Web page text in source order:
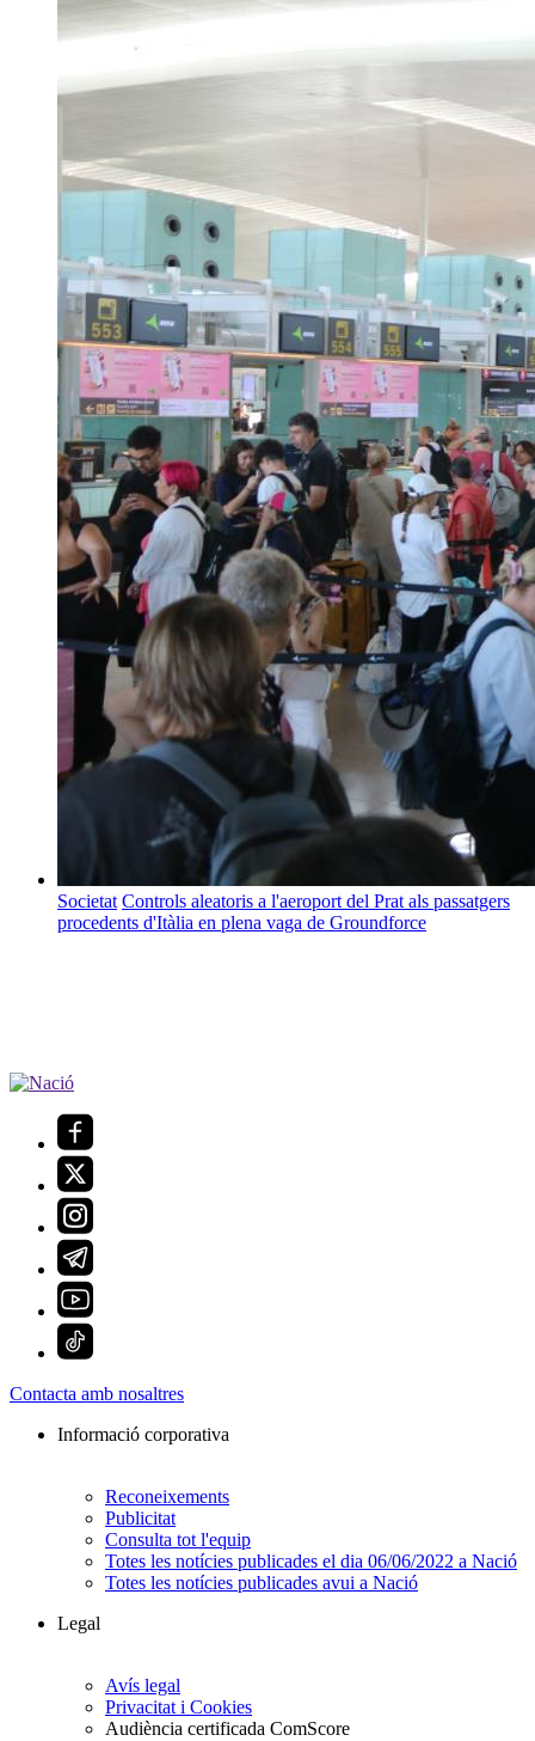
Societat Controls aleatoris a l'aeroport del Prat als passatgers
procedents d'Itàlia en plena vaga de Groundforce
Contacta amb nosaltres
Informació corporativa
Reconeixements
Publicitat
Consulta tot l'equip
Totes les notícies publicades el dia 06/06/2022 a Nació
Totes les notícies publicades avui a Nació
Legal
Avís legal
Privacitat i Cookies
Audiència certificada ComScore